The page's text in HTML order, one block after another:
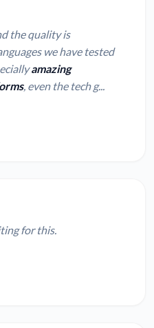
the quality is
we have tested
amazing
, even the tech g...
for this.